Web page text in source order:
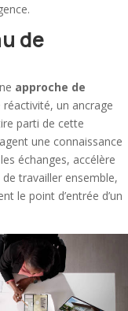
de
approche de
un ancrage
parti de cette
une connaissance
échanges, accélère
travailler ensemble,
le point d’entrée d’un